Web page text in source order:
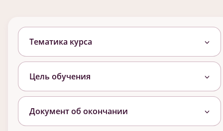
Тематика курса
Цель обучения
Документ об окончании